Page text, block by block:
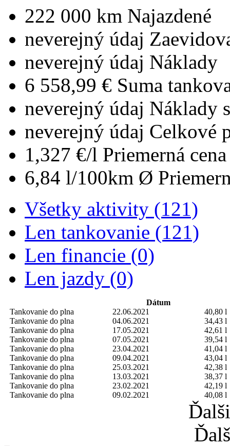
222 000 km Najazdené
neverejný údaj
neverejný údaj Náklady
6 558,99 € Suma
neverejný údaj Náklady
neverejný údaj Celkové
1,327 €/l Priemerná
6,84 l/100km Ø
Všetky aktivity (121)
Len tankovanie (121)
Len financie (0)
Len jazdy (0)
Dátum
Tankovanie do plna
22.06.2021
40,80 l
Tankovanie do plna
04.06.2021
34,43 l
Tankovanie do plna
17.05.2021
42,61 l
Tankovanie do plna
07.05.2021
39,54 l
Tankovanie do plna
23.04.2021
41,04 l
Tankovanie do plna
09.04.2021
43,04 l
Tankovanie do plna
25.03.2021
42,38 l
Tankovanie do plna
13.03.2021
38,37 l
Tankovanie do plna
23.02.2021
42,19 l
Tankovanie do plna
09.02.2021 40,08 l